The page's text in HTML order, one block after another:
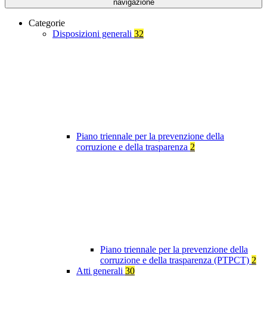
navigazione
Categorie
Disposizioni generali 32
Piano triennale per la prevenzione della
corruzione e della trasparenza 2
Piano triennale per la prevenzione della
corruzione e della trasparenza (PTPCT) 2
Atti generali 30